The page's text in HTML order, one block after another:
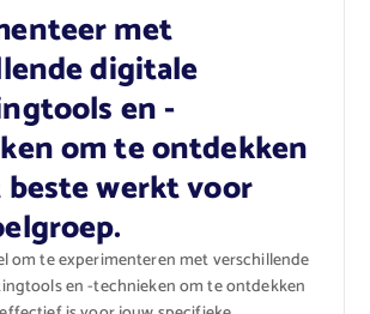
met
digitale
en -
om te ontdekken
werkt voor
om te experimenteren met verschillende
en -technieken om te ontdekken